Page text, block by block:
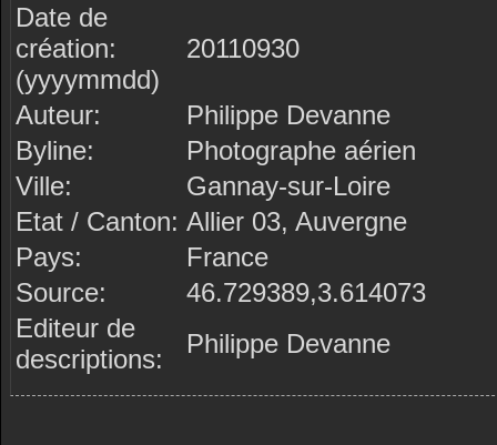
Date de
création:
(yyyymmdd)
20110930
Auteur:
Philippe Devanne
Byline:
Photographe aérien
Ville:
Gannay-sur-Loire
Etat / Canton: Allier 03, Auvergne
Pays:
France
Source:
46.729389,3.614073
Editeur de
descriptions:
Philippe Devanne